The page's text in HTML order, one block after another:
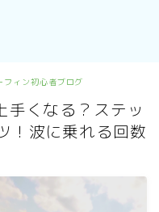
フィン初心者ブログ
手くなる？ステッ
！波に乗れる回数